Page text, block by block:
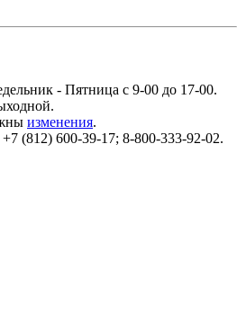
- Пятница с 9-00 до 17-00.
изменения.
(812) 600-39-17; 8-800-333-92-02.